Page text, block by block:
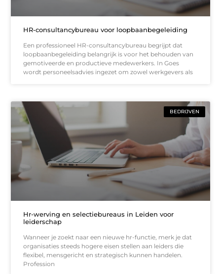
HR-consultancybureau voor loopbaanbegeleiding
Een professioneel HR-consultancybureau begrijpt dat
loopbaanbegeleiding belangrijk is voor het behouden van
gemotiveerde en productieve medewerkers. In Goes
wordt personeelsadvies ingezet om zowel werkgevers als
BEDRIJVEN
Hr-werving en selectiebureaus in Leiden voor
leiderschap
Wanneer je zoekt naar een nieuwe hr-functie, merk je dat
organisaties steeds hogere eisen stellen aan leiders die
flexibel, mensgericht en strategisch kunnen handelen.
Profession